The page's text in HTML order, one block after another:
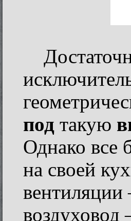
под такую
Однако все
на своей
воздуховод